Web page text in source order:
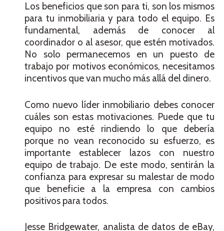
Los beneficios que son para ti, son los mismos
para tu inmobiliaria y para todo el equipo. Es
fundamental, además de conocer al
coordinador o al asesor, que estén motivados.
No solo permanecemos en un puesto de
trabajo por motivos económicos, necesitamos
incentivos que van mucho más allá del dinero.
Como nuevo líder inmobiliario debes conocer
cuáles son estas motivaciones. Puede que tu
equipo no esté rindiendo lo que debería
porque no vean reconocido su esfuerzo, es
importante establecer lazos con nuestro
equipo de trabajo. De este modo, sentirán la
confianza para expresar su malestar de modo
que beneficie a la empresa con cambios
positivos para todos.
Jesse Bridgewater, analista de datos de eBay,